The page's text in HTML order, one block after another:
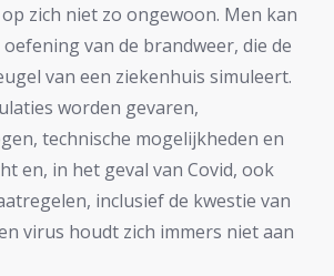
zich niet zo ongewoon. Men kan
van de brandweer, die de
van een ziekenhuis simuleert.
worden gevaren,
technische mogelijkheden en
en, in het geval van Covid, ook
inclusief de kwestie van
virus houdt zich immers niet aan